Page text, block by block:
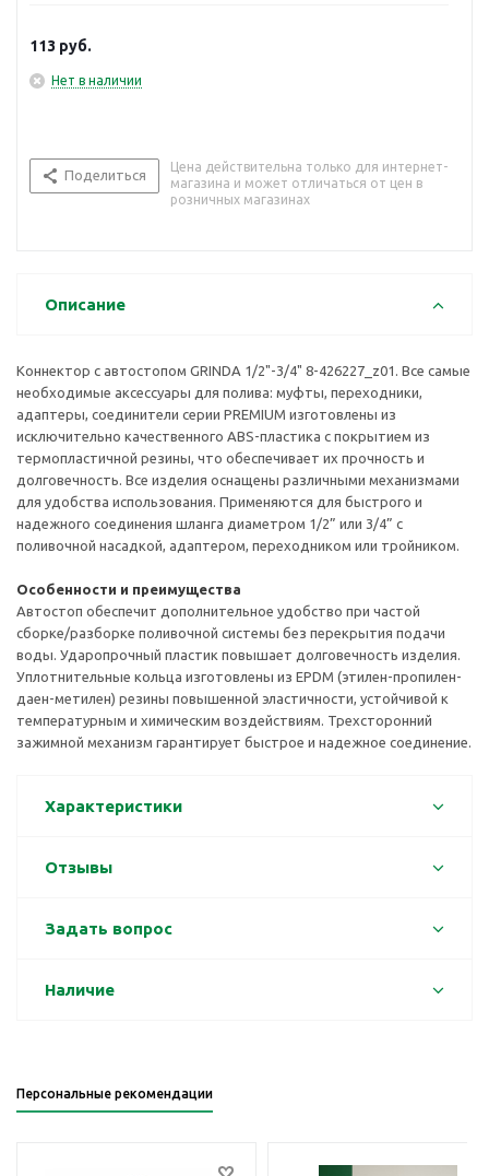
113 руб.
Нет в наличии
Поделиться
Цена действительна только для интернет-
магазина и может отличаться от цен в
розничных магазинах
Описание
Коннектор с автостопом GRINDA 1/2"-3/4" 8-426227_z01. Все самые
необходимые аксессуары для полива: муфты, переходники,
адаптеры, соединители серии PREMIUM изготовлены из
исключительно качественного ABS-пластика с покрытием из
термопластичной резины, что обеспечивает их прочность и
долговечность. Все изделия оснащены различными механизмами
для удобства использования. Применяются для быстрого и
надежного соединения шланга диаметром 1/2” или 3/4” с
поливочной насадкой, адаптером, переходником или тройником.
Особенности и преимущества
Автостоп обеспечит дополнительное удобство при частой
сборке/разборке поливочной системы без перекрытия подачи
воды. Ударопрочный пластик повышает долговечность изделия.
Уплотнительные кольца изготовлены из EPDM (этилен-пропилен-
даен-метилен) резины повышенной эластичности, устойчивой к
температурным и химическим воздействиям. Трехсторонний
зажимной механизм гарантирует быстрое и надежное соединение.
Характеристики
Отзывы
Задать вопрос
Наличие
Персональные рекомендации